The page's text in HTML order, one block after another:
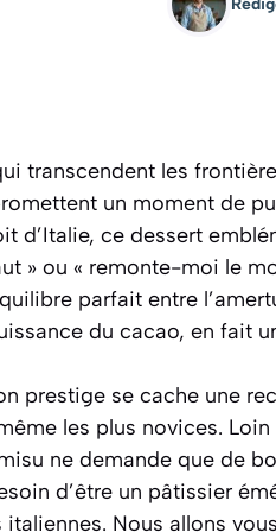
transcendent les
un moment de
d’Italie, ce dessert
» ou « remonte-moi le
parfait entre
du cacao, en fait
prestige se cache une
les plus novices.
ne demande que de
d’être un pâtissier
italiennes. Nous allons